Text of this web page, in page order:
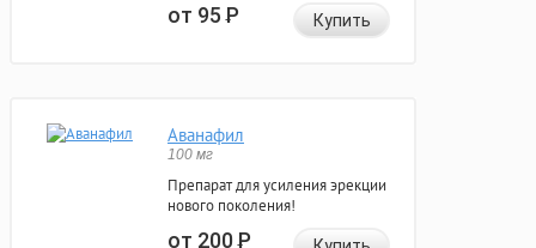
от 95Р Купить
Аванафил
100 мг
Препарат для усиления эрекции
нового поколения!
от 200Р